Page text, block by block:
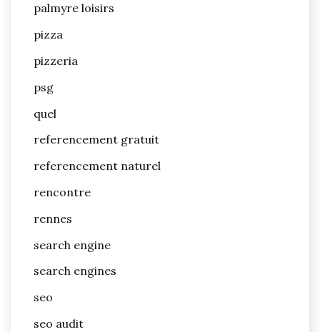
palmyre loisirs
pizza
pizzeria
psg
quel
referencement gratuit
referencement naturel
rencontre
rennes
search engine
search engines
seo
seo audit